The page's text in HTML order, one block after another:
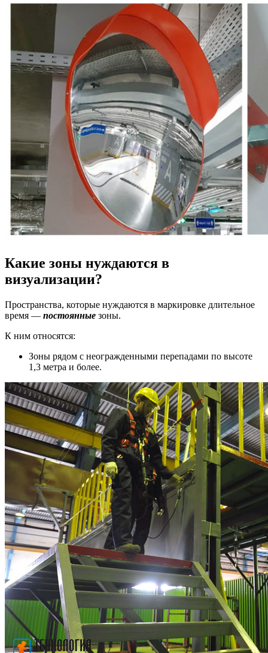
Какие зоны нуждаются в
визуализации?
Пространства, которые нуждаются в маркировке длительное
время — постоянные зоны.
К ним относятся:
Зоны рядом с неогражденными перепадами по высоте
1,3 метра и более.